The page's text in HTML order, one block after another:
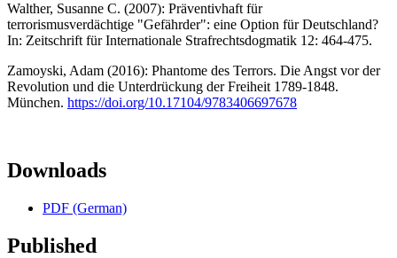
Walther, Susanne C. (2007): Präventivhaft für
terrorismusverdächtige "Gefährder": eine Option für Deutschland?
In: Zeitschrift für Internationale Strafrechtsdogmatik 12: 464-475.
Zamoyski, Adam (2016): Phantome des Terrors. Die Angst vor der
Revolution und die Unterdrückung der Freiheit 1789-1848.
München. https://doi.org/10.17104/9783406697678
Downloads
PDF (German)
Published